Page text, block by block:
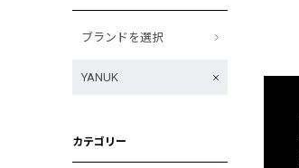
ブランドを選択
YANUK
カテゴリー